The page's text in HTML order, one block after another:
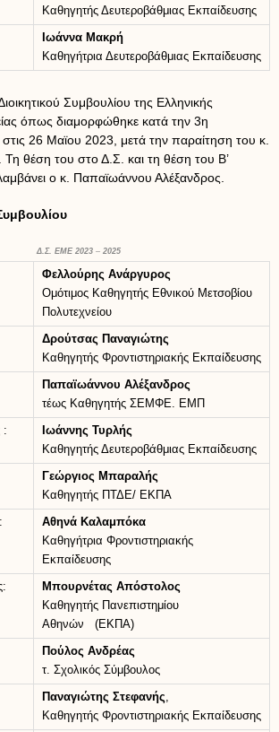
Καθηγητής Δευτεροβάθμιας Εκπαίδευσης
Ιωάννα Μακρή
Καθηγήτρια Δευτεροβάθμιας Εκπαίδευσης
Συμβουλίου της Ελληνικής
όπως διαμορφώθηκε κατά την 3η
26 Μαϊου 2023, μετά την παραίτηση του κ.
θέση του στο Δ.Σ. και τη θέση του Β’
ο κ. Παπαϊωάννου Αλέξανδρος.
Δ.Σ. ΕΜΕ 2023 – 2025
Φελλούρης Ανάργυρος
Ομότιμος Καθηγητής Εθνικού Μετσοβίου
Πολυτεχνείου
Δρούτσας Παναγιώτης
Καθηγητής Φροντιστηριακής Εκπαίδευσης
Παπαϊωάννου Αλέξανδρος
τέως Καθηγητής ΣΕΜΦΕ. ΕΜΠ
:
Ιωάννης Τυρλής
Καθηγητής Δευτεροβάθμιας Εκπαίδευσης
Γεώργιος Μπαραλής
Καθηγητής ΠΤΔΕ/ ΕΚΠΑ
Αθηνά Καλαμπόκα
Καθηγήτρια Φροντιστηριακής
Εκπαίδευσης
Μπουρνέτας Απόστολος
Καθηγητής Πανεπιστημίου
Αθηνών (ΕΚΠΑ)
Πούλος Ανδρέας
τ. Σχολικός Σύμβουλος
Παναγιώτης Στεφανής,
Καθηγητής Φροντιστηριακής Εκπαίδευσης